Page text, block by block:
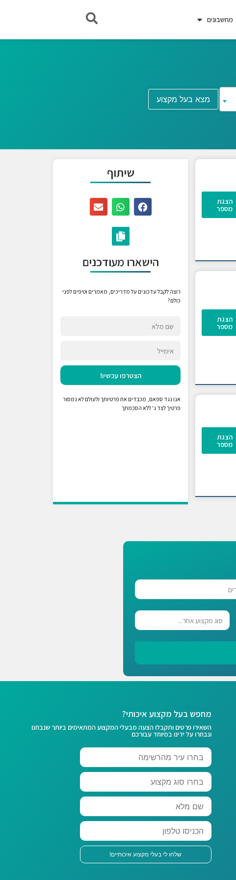
מחשבונים
מצא בעל מקצוע
הצגת
מספר
הצגת
מספר
הצגת
מספר
שיתוף
הישארו מעודכנים
רוצה לקבל עדכונים על מדריכים, מאמרים וטיפים לפני
כולם?
הצטרפו עכשיו!
אנו נגד ספאם, מכבדים את פרטיותך ולעולם לא נמסור
פרטיך לצד ג' ללא הסכמתך
מחפש בעל מקצוע איכותי?
השאירו פרטים ותקבלו הצעה מבעלי המקצוע המתאימים ביותר שנבחנו
ונבחרו על ידינו במיוחד עבורכם